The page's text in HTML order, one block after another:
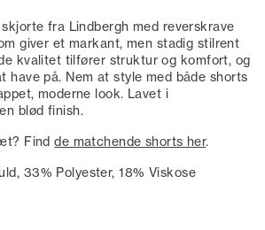
fra Lindbergh med reverskrave
giver et markant, men stadig stilrent
kvalitet tilfører struktur og komfort, og
have på. Nem at style med både shorts
moderne look. Lavet i
blød finish.
Findde matchende shorts her.
33% Polyester, 18% Viskose